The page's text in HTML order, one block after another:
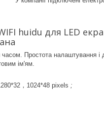
huidu для LED
Простота налаштування
ім'ям.
，1024*48 pixels ;